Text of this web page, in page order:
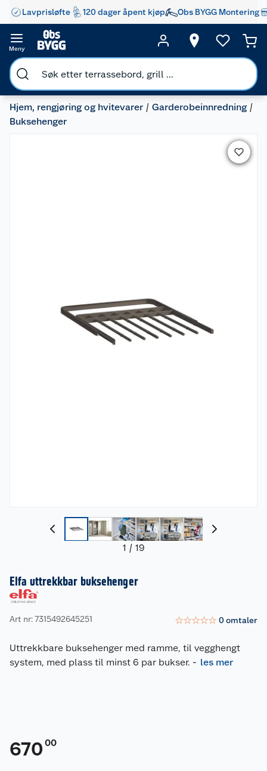
Lavprisløfte 120 dager åpent kjøp Obs BYGG Montering
Meny
Hjem, rengjøring og hvitevarer
Garderobeinnredning
Buksehenger
1 / 19
Elfa uttrekkbar buksehenger
Art nr: 7315492645251 ☆☆☆☆☆ 0omtaler
Uttrekkbare buksehenger med ramme, til vegghengt
system, med plass til minst 6 par bukser. - les mer
670 00